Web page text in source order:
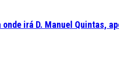
onde irá D. Manuel Quintas,